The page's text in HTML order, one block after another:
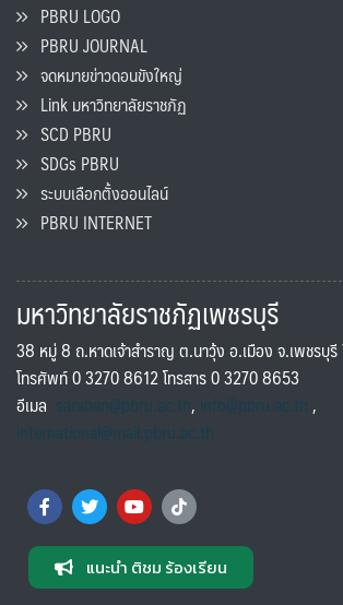
PBRU LOGO
PBRU JOURNAL
จดหมายข่าวดอนขังใหญ่
Link มหาวิทยาลัยราชภัฏ
SCD PBRU
SDGs PBRU
ระบบเลือกตั้งออนไลน์
PBRU INTERNET
มหาวิทยาลัยราชภัฏเพชรบุรี
38 หมู่ 8 ถ.หาดเจ้าสำราญ ต.นาวุ้ง อ.เมือง จ.เพชรบุ
โทรศัพท์ 0 3270 8612 โทรสาร 0 3270 8653
อีเมล saraban@pbru.ac.th, info@pbru.ac.th,
international@mail.pbru.ac.th
แนะนำ ติชม ร้องเรียน